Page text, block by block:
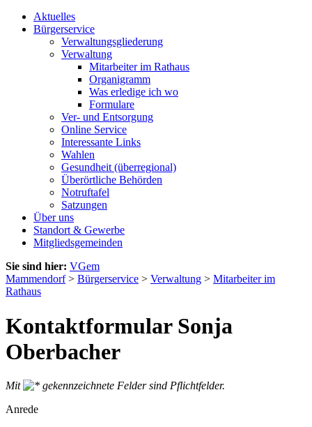
Aktuelles
Bürgerservice
Verwaltungsgliederung
Verwaltung
Mitarbeiter im Rathaus
Organigramm
Was erledige ich wo
Formulare
Ver- und Entsorgung
Online Service
Interessante Links
Wahlen
Gesundheit (überregional)
Überörtliche Behörden
Notruftafel
Satzungen
Über uns
Standort & Gewerbe
Mitgliedsgemeinden
Sie sind hier: VGem
Mammendorf> Bürgerservice > Verwaltung > Mitarbeiter im
Rathaus
Kontaktformular Sonja
Oberbacher
Mit
gekennzeichnete Felder sind Pflichtfelder.
Anrede